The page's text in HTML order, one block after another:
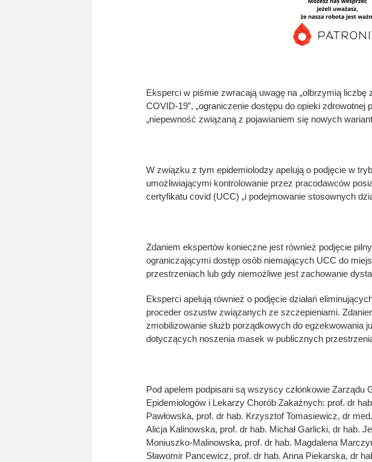
Eksperci w piśmie zwracają uwagę na „olbrzymią
COVID-19”, „ograniczenie dostępu do opieki zdrowotnej
„niepewność związaną z pojawianiem się nowych
W związku z tym epidemiolodzy apelują o podjęcie w
umożliwiającymi kontrolowanie przez pracodawców
certyfikatu covid (UCC) „i podejmowanie stosownych
Zdaniem ekspertów konieczne jest również podjęcie
ograniczającymi dostęp osób niemających UCC do
przestrzeniach lub gdy niemożliwe jest zachowanie
Eksperci apelują również o podjęcie działań
proceder oszustw związanych ze szczepieniami.
zmobilizowanie służb porządkowych do egzekwowania
dotyczących noszenia masek w publicznych
Pod apelem podpisani są wszyscy członkowie Zarządu
Epidemiologów i Lekarzy Chorób Zakaźnych: prof. dr
Pawłowska, prof. dr hab. Krzysztof Tomasiewicz, dr
Alicja Kalinowska, prof. dr hab. Michał Garlicki, dr hab.
Moniuszko-Malinowska, prof. dr hab. Magdalena
Sławomir Pancewicz, prof. dr hab. Anna Piekarska, dr